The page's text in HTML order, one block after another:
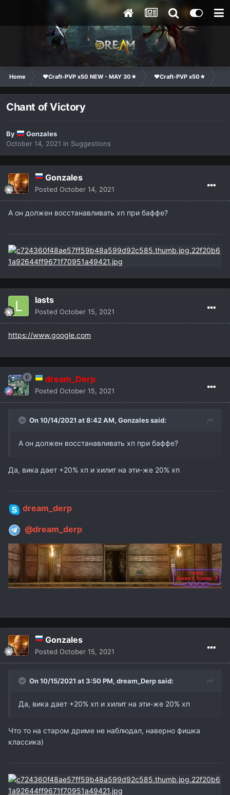
Home ❤Craft-PVP x50 NEW - MAY 30★ ❤Craft-PVP x50★
Chant of Victory
By
Gonzales
October 14, 2021 in Suggestions
Gonzales
Posted October 14, 2021
А он должен восстанавливать хп при баффе?
lasts
Posted October 15, 2021
https://www.google.com
dream_Derp
Posted October 15, 2021
On 10/14/2021 at 8:42 AM, Gonzalessaid:
А он должен восстанавливать хп при баффе?
Да, вика дает +20% хп и хилит на эти-же 20% хп
dream_derp
@dream_derp
Gonzales
Posted October 15, 2021
On 10/15/2021 at 3:50 PM, dream_Derpsaid:
Да, вика дает +20% хп и хилит на эти-же 20% хп
Что то на старом дриме не наблюдал, наверно фишка
классика)